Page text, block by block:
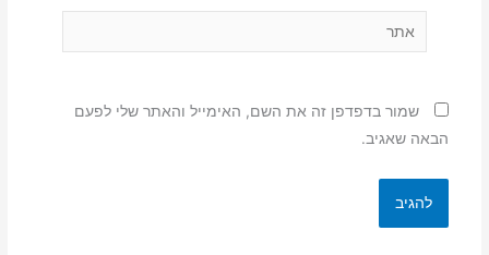
שמור בדפדפן זה את השם, האימייל והאתר שלי לפעם
הבאה שאגיב.